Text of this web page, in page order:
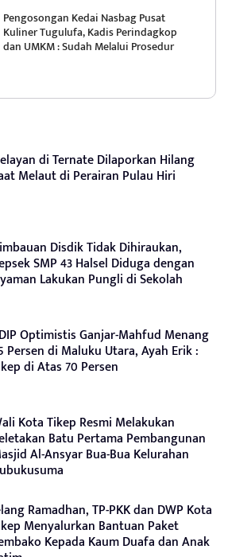
Pengosongan Kedai Nasbag Pusat
Kuliner Tugulufa, Kadis Perindagkop
dan UMKM : Sudah Melalui Prosedur
di Ternate Dilaporkan Hilang
Melaut di Perairan Pulau Hiri
Disdik Tidak Dihiraukan,
SMP 43 Halsel Diduga dengan
Lakukan Pungli di Sekolah
Optimistis Ganjar-Mahfud Menang
Persen di Maluku Utara, Ayah Erik :
di Atas 70 Persen
Kota Tikep Resmi Melakukan
Batu Pertama Pembangunan
Al-Ansyar Bua-Bua Kelurahan
Ramadhan, TP-PKK dan DWP Kota
Menyalurkan Bantuan Paket
Kepada Kaum Duafa dan Anak